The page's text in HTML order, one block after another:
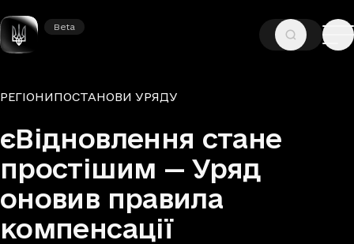
Beta
Beta
ГОЛОВНА— НОВИНИ— РЕГІОНИ
Рубрики
РЕГІОНИПОСТАНОВИ УРЯДУ
єВідновлення стане
простішим — Уряд
оновив правила
компенсації